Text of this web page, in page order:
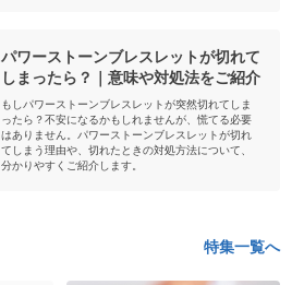
パワーストーンブレスレットが切れて
しまったら？｜意味や対処法をご紹介
もしパワーストーンブレスレットが突然切れてしま
ったら？不安になるかもしれませんが、慌てる必要
はありません。パワーストーンブレスレットが切れ
てしまう理由や、切れたときの対処方法について、
分かりやすくご紹介します。
特集一覧へ